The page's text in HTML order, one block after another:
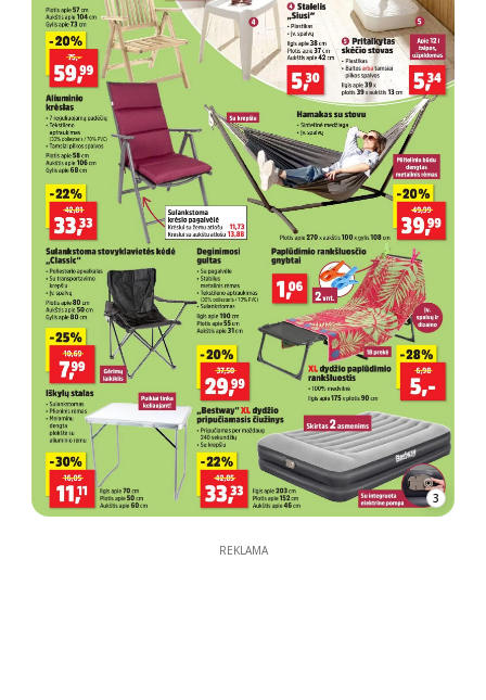
3
REKLAMA